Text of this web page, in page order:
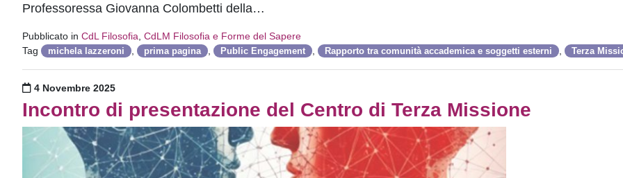
Professoressa Giovanna Colombetti della…
Pubblicato in CdL Filosofia CdLM Filosofia e Forme del Sapere
Tag
michela lazzeroni prima pagina Public Engagement Rapporto tra comunità accademica e soggetti esterni Terza
Pubblicato il
4 Novembre 2025
Incontro di presentazione del Centro di Terza Missione